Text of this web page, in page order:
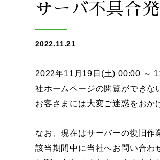
サーバ不具合
2022.11.21
2022年11月19日(土) 00:00 ～
社ホームページの閲覧ができな
お客さまには大変ご迷惑をおか
なお、現在はサーバーの復旧作
該当期間中に当社へお問い合わ